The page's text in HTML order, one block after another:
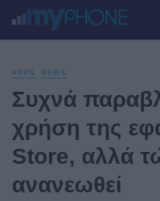
APPS NEWS
Συχνά
χρήση της
Store, αλλά
ανανεωθεί